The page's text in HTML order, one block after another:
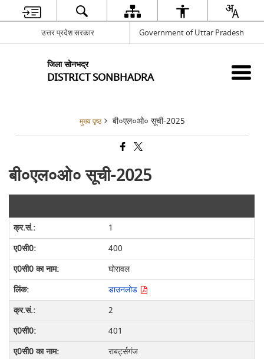
उत्तर प्रदेश सरकार Government of Uttar Pradesh
जिला सोनभद्र
DISTRICT SONBHADRA
मुख्य पृष्ठ बी०एल०ओ० सूची-2025
बी०एल०ओ० सूची-2025
1
400
घोरावल
डाउनलोड
2
401
राबर्ट्सगंज